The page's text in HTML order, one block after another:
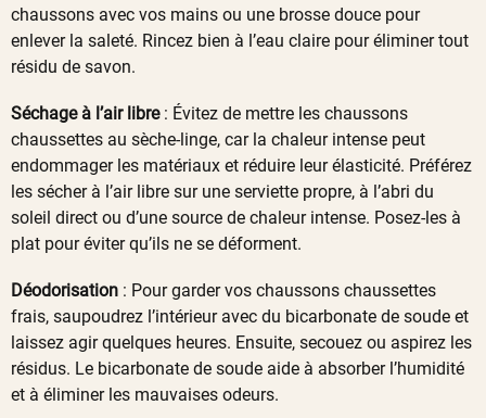
chaussons avec vos mains ou une brosse douce pour
enlever la saleté. Rincez bien à l’eau claire pour éliminer tout
résidu de savon.
Séchage à l’air libre: Évitez de mettre les chaussons
chaussettes au sèche-linge, car la chaleur intense peut
endommager les matériaux et réduire leur élasticité. Préférez
les sécher à l’air libre sur une serviette propre, à l’abri du
soleil direct ou d’une source de chaleur intense. Posez-les à
plat pour éviter qu’ils ne se déforment.
Déodorisation : Pour garder vos chaussons chaussettes
frais, saupoudrez l’intérieur avec du bicarbonate de soude et
laissez agir quelques heures. Ensuite, secouez ou aspirez les
résidus. Le bicarbonate de soude aide à absorber l’humidité
et à éliminer les mauvaises odeurs.